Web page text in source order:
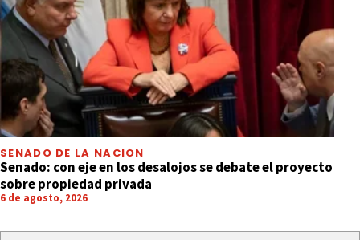
SENADO DE LA NACIÓN
Senado: con eje en los desalojos se debate el proyecto
sobre propiedad privada
6 de agosto, 2026